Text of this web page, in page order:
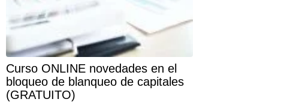
Curso ONLINE novedades en el
bloqueo de blanqueo de capitales
(GRATUITO)